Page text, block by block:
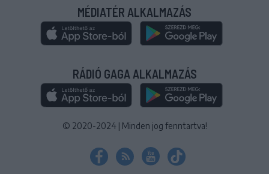
MÉDIATÉR ALKALMAZÁS
RÁDIÓ GAGA ALKALMAZÁS
© 2020-2024 | Minden jog fenntartva!